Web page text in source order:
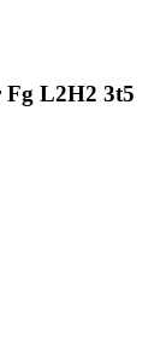
Fg L2H2 3t5